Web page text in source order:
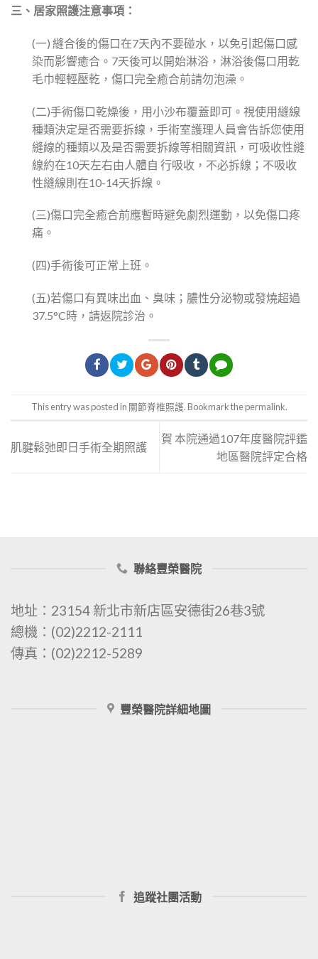
三、居家照護注意事項：
(一) 縫合後的傷口在7天內不要碰水，以免引起傷口感
染而影響癒合。7天後可以開始淋浴，淋浴後傷口用乾
毛巾輕輕壓乾，傷口完全癒合前請勿泡澡。
(二)手術傷口乾燥後，用小沙布覆蓋即可。視使用縫線
種類決定是否需要拆線，手術室護理人員會告訴您使用
縫線的種類以及是否需要拆線等相關資訊，可吸收性縫
線約在10天左右由人體自 行吸收，不必拆線；不吸收
性縫線則在10-14天拆線。
(三)傷口完全癒合前應暫時避免劇烈運動，以免傷口疼
痛。
(四)手術後可正常上班。
(五)若傷口有異味出血、臭味；膿性分泌物或發燒超過
37.5°C時，請返院診治。
This entry was posted in 關節脊椎照護. Bookmark thepermalink.
肌腱鬆弛即日手術全期照護
賀 本院通過107年度醫院評鑑
地區醫院評定合格
聯絡豐榮醫院
地址：23154 新北市新店區安德街26巷3號
總機：(02)2212-2111
傳真：(02)2212-5289
豐榮醫院詳細地圖
追蹤社團活動